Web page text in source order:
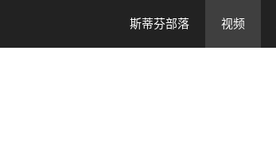
到
斯蒂芬部落 视频